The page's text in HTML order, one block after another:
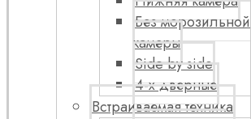
Без морозильной
камеры
Side by side
4-х дверные
Встраиваемая техника